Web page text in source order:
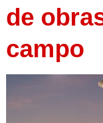
de
campo